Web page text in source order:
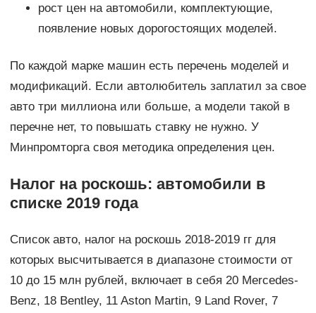
рост цен на автомобили, комплектующие,
появление новых дорогостоящих моделей.
По каждой марке машин есть перечень моделей и
модификаций. Если автолюбитель заплатил за свое
авто три миллиона или больше, а модели такой в
перечне нет, то повышать ставку не нужно. У
Минпромторга своя методика определения цен.
Налог на роскошь: автомобили в
списке 2019 года
Список авто, налог на роскошь 2018-2019 гг для
которых высчитывается в диапазоне стоимости от
10 до 15 млн рублей, включает в себя 20 Mercedes-
Benz, 18 Bentley, 11 Aston Martin, 9 Land Rover, 7